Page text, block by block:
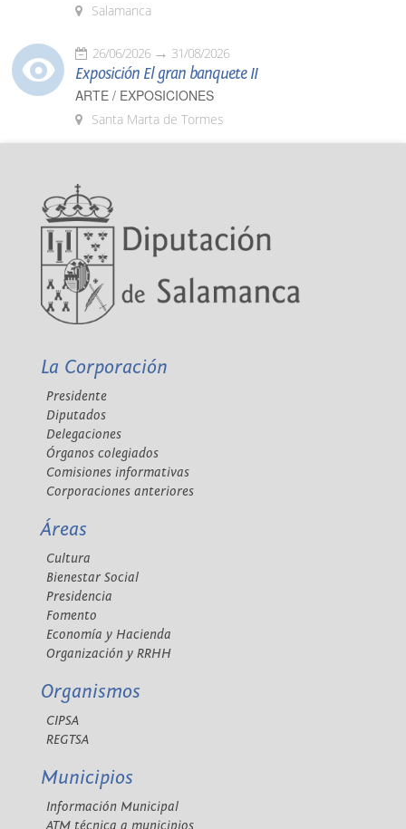
Salamanca
26/06/2026 31/08/2026
Exposición El gran banquete II
ARTE / EXPOSICIONES
Santa Marta de Tormes
La Corporación
Presidente
Diputados
Delegaciones
Órganos colegiados
Comisiones informativas
Corporaciones anteriores
Áreas
Cultura
Bienestar Social
Presidencia
Fomento
Economía y Hacienda
Organización y RRHH
Organismos
CIPSA
REGTSA
Municipios
Información Municipal
ATM técnica a municipios